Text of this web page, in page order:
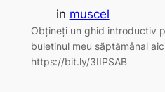
in muscel
Obțineți un ghid introductiv
buletinul meu săptămânal
https://bit.ly/3IIPSAB